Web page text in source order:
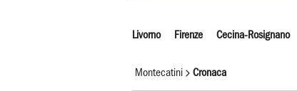
Livorno Firenze Cecina-Rosignano
Montecatini Cronaca